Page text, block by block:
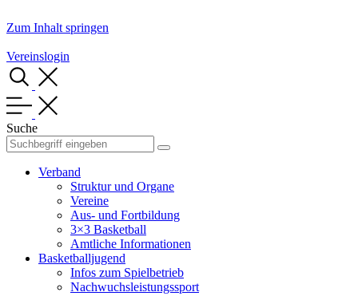
Zum Inhalt springen
Vereinslogin
Suche
Verband
Struktur und Organe
Vereine
Aus- und Fortbildung
3×3 Basketball
Amtliche Informationen
Basketballjugend
Infos zum Spielbetrieb
Nachwuchsleistungssport